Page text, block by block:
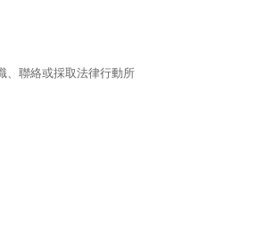
、聯絡或採取法律行動所